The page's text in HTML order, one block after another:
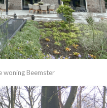
woning Beemster